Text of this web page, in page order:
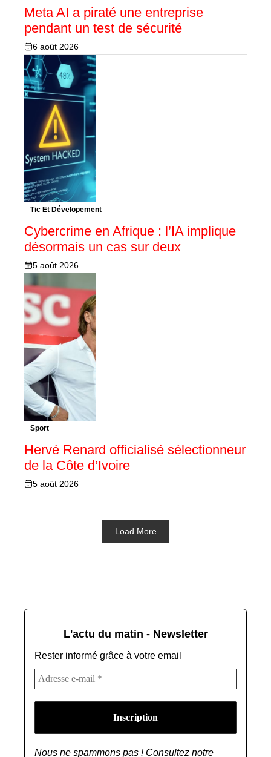
Meta AI a piraté une entreprise
pendant un test de sécurité
6 août 2026
Tic Et Dévelopement
Cybercrime en Afrique : l’IA implique
désormais un cas sur deux
5 août 2026
Sport
Hervé Renard officialisé sélectionneur
de la Côte d’Ivoire
5 août 2026
Load More
L'actu du matin - Newsletter
Rester informé grâce à votre email
Nous ne spammons pas ! Consultez notre